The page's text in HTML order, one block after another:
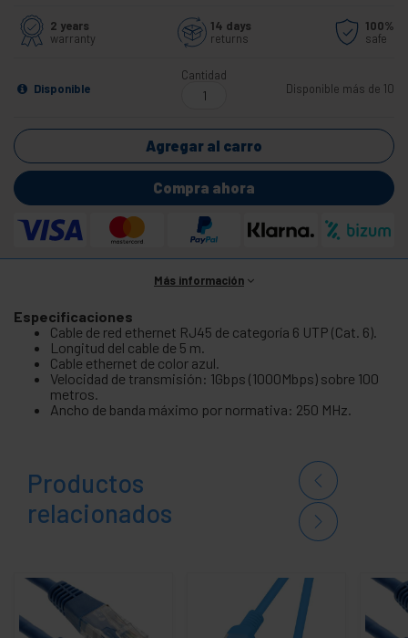
2 years
warranty
14 days
returns
100%
safe
Disponible
Cantidad
Disponible más de 10
Agregar al carro
Compra ahora
Más información
Especificaciones
Cable de red ethernet RJ45 de categoría 6 UTP (Cat. 6).
Longitud del cable de 5 m.
Cable ethernet de color azul.
Velocidad de transmisión: 1Gbps (1000Mbps) sobre 100
metros.
Ancho de banda máximo por normativa: 250 MHz.
Productos
relacionados